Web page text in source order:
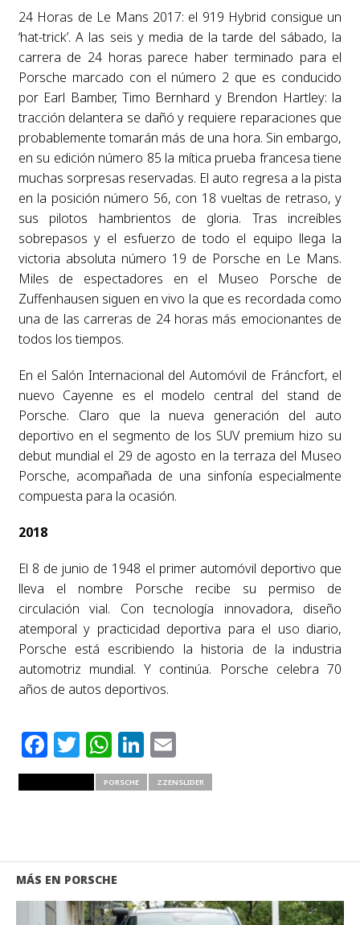
24 Horas de Le Mans 2017: el 919 Hybrid consigue un
‘hat-trick’. A las seis y media de la tarde del sábado, la
carrera de 24 horas parece haber terminado para el
Porsche marcado con el número 2 que es conducido
por Earl Bamber, Timo Bernhard y Brendon Hartley: la
tracción delantera se dañó y requiere reparaciones que
probablemente tomarán más de una hora. Sin embargo,
en su edición número 85 la mítica prueba francesa tiene
muchas sorpresas reservadas. El auto regresa a la pista
en la posición número 56, con 18 vueltas de retraso, y
sus pilotos hambrientos de gloria. Tras increíbles
sobrepasos y el esfuerzo de todo el equipo llega la
victoria absoluta número 19 de Porsche en Le Mans.
Miles de espectadores en el Museo Porsche de
Zuffenhausen siguen en vivo la que es recordada como
una de las carreras de 24 horas más emocionantes de
todos los tiempos.
En el Salón Internacional del Automóvil de Fráncfort, el
nuevo Cayenne es el modelo central del stand de
Porsche. Claro que la nueva generación del auto
deportivo en el segmento de los SUV premium hizo su
debut mundial el 29 de agosto en la terraza del Museo
Porsche, acompañada de una sinfonía especialmente
compuesta para la ocasión.
2018
El 8 de junio de 1948 el primer automóvil deportivo que
lleva el nombre Porsche recibe su permiso de
circulación vial. Con tecnología innovadora, diseño
atemporal y practicidad deportiva para el uso diario,
Porsche está escribiendo la historia de la industria
automotriz mundial. Y continúa. Porsche celebra 70
años de autos deportivos.
Facebook
Twitter
WhatsApp
LinkedIn
Email
PORSCHE ZZENSLIDER
MÁS EN PORSCHE